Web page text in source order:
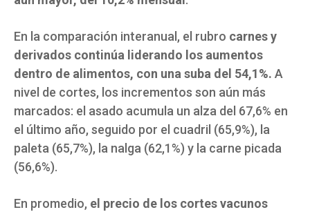
En la comparación interanual, el rubro carnes y
derivados continúa liderando los aumentos
dentro de alimentos, con una suba del 54,1%. A
nivel de cortes, los incrementos son aún más
marcados: el asado acumula un alza del 67,6% en
el último año, seguido por el cuadril (65,9%), la
paleta (65,7%), la nalga (62,1%) y la carne picada
(56,6%).
En promedio, el precio de los cortes vacunos